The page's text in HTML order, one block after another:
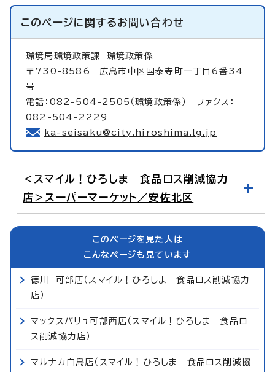
このページに関するお問い合わせ
環境局環境政策課 環境政策係
〒730-8586 広島市中区国泰寺町一丁目6番34
号
電話：082-504-2505（環境政策係） ファクス：
082-504-2229
ka-seisaku@city.hiroshima.lg.jp
＜スマイル！ひろしま 食品ロス削減協力
店＞スーパーマーケット／安佐北区
このページを見た人は
こんなページも見ています
徳川 可部店（スマイル！ひろしま 食品ロス削減協力
店）
マックスバリュ可部西店（スマイル！ひろしま 食品ロ
ス削減協力店）
マルナカ白島店（スマイル！ひろしま 食品ロス削減協